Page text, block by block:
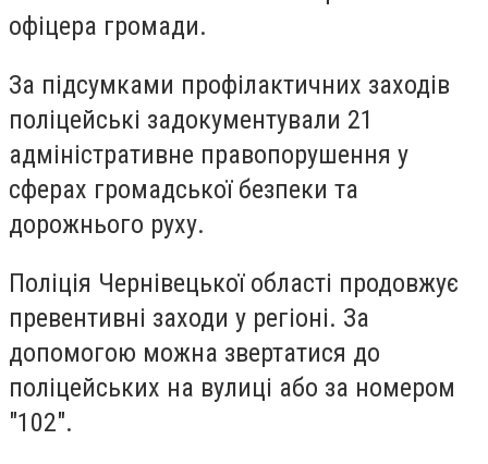
офіцера громади.
За підсумками профілактичних заходів
поліцейські задокументували 21
адміністративне правопорушення у
сферах громадської безпеки та
дорожнього руху.
Поліція Чернівецької області продовжує
превентивні заходи у регіоні. За
допомогою можна звертатися до
поліцейських на вулиці або за номером
"102".